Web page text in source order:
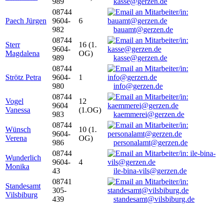
Paech Jürgen
08744
9604-
982
6
bauamt@gerzen.de
Sterr
Magdalena
08744
9604-
989
16 (1.
OG)
kasse@gerzen.de
Strötz Petra
08744
9604-
980
1
info@gerzen.de
Vogel
Vanessa
08744
9604
983
12
(1.OG)
kaemmerei@gerzen.de
Wünsch
Verena
08744
9604-
986
10 (1.
OG)
personalamt@gerzen.de
Wunderlich
Monika
08744
9604-
43
4
ile-bina-vils@gerzen.de
Standesamt
Vilsbiburg
08741
305-
439
standesamt@vilsbiburg.de